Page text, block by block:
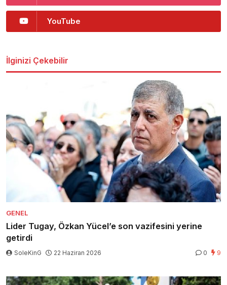
YouTube
İlginizi Çekebilir
GENEL
Lider Tugay, Özkan Yücel’e son vazifesini yerine
getirdi
SoleKinG 22 Haziran 2026 0 9